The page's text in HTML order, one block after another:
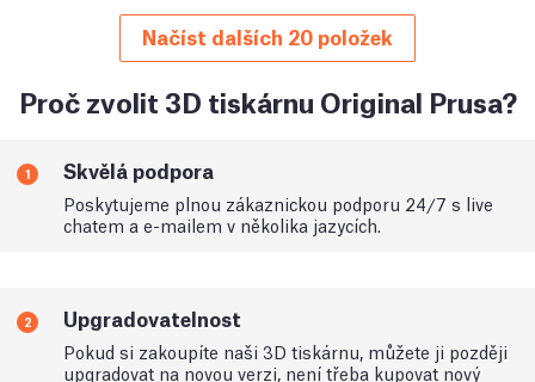
Načíst dalších 20 položek
Proč zvolit 3D tiskárnu Original Prusa?
1 Skvělá podpora
Poskytujeme plnou zákaznickou podporu 24/7 s live
chatem a e-mailem v několika jazycích.
2 Upgradovatelnost
Pokud si zakoupíte naši 3D tiskárnu, můžete ji později
upgradovat na novou verzi, není třeba kupovat nový